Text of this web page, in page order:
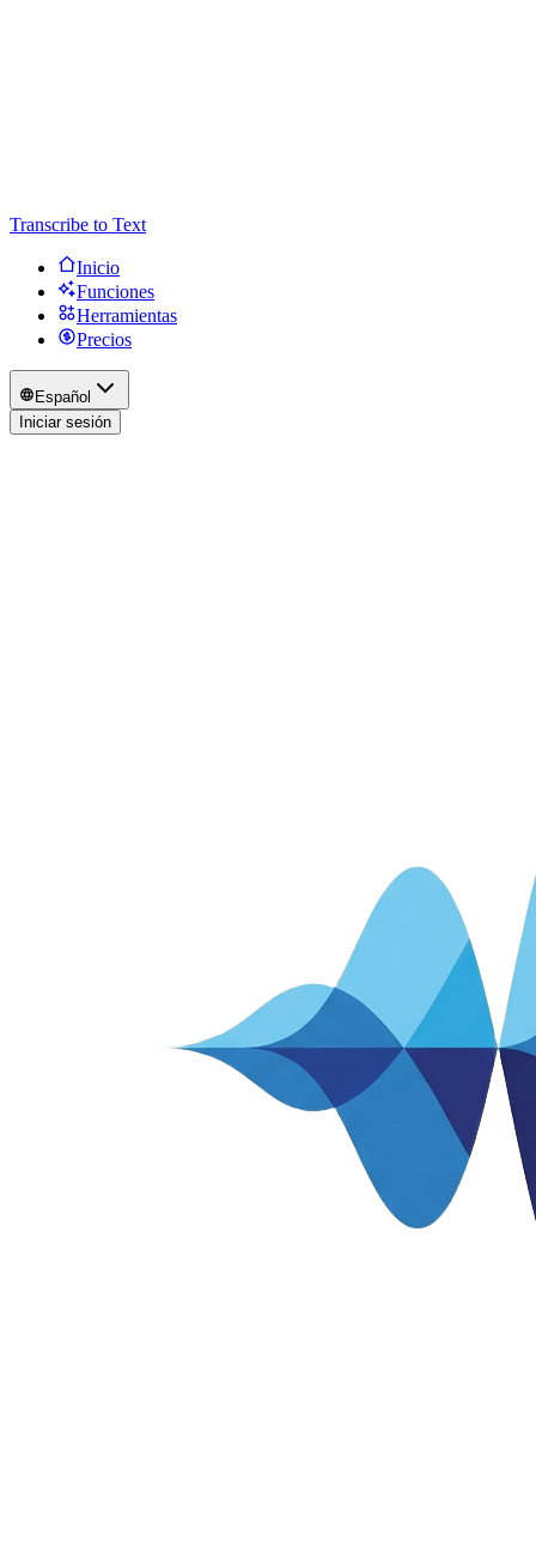
Transcribe to Text
Inicio
Funciones
Herramientas
Precios
Español
Iniciar sesión